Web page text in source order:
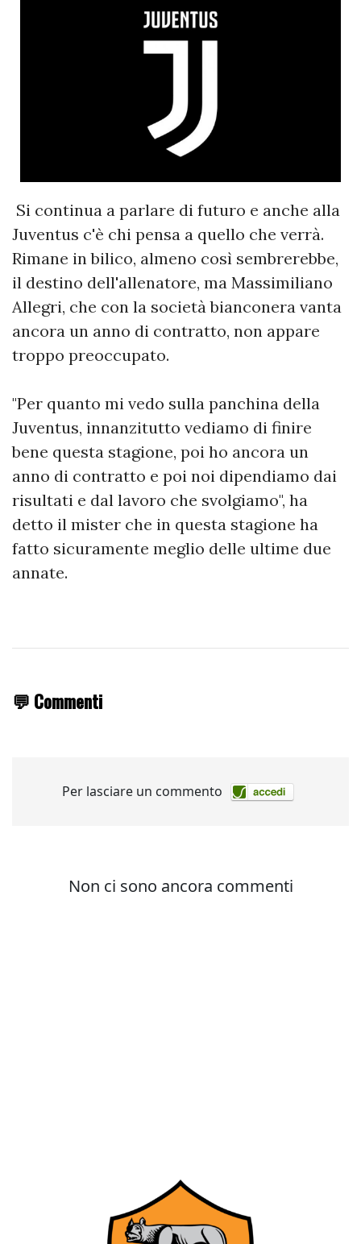
Si continua a parlare di futuro e anche alla
Juventus c'è chi pensa a quello che verrà.
Rimane in bilico, almeno così sembrerebbe,
il destino dell'allenatore, ma Massimiliano
Allegri, che con la società bianconera vanta
ancora un anno di contratto, non appare
troppo preoccupato.
"Per quanto mi vedo sulla panchina della
Juventus, innanzitutto vediamo di finire
bene questa stagione, poi ho ancora un
anno di contratto e poi noi dipendiamo dai
risultati e dal lavoro che svolgiamo", ha
detto il mister che in questa stagione ha
fatto sicuramente meglio delle ultime due
annate.
💬 Commenti